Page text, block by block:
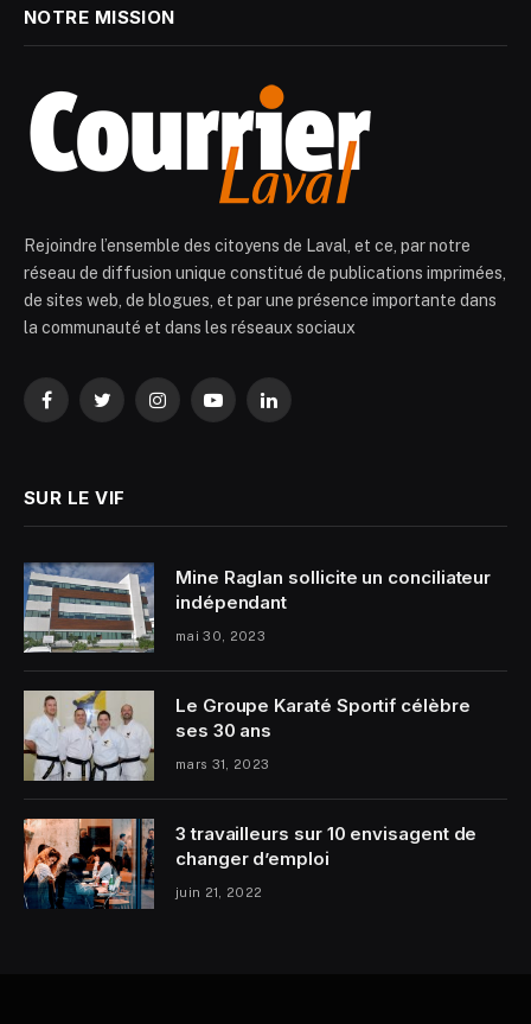
NOTRE MISSION
Rejoindre l’ensemble des citoyens de Laval, et ce, par notre
réseau de diffusion unique constitué de publications imprimées,
de sites web, de blogues, et par une présence importante dans
la communauté et dans les réseaux sociaux
FacebookTwitterInstagramYouTubeLinkedIn
SUR LE VIF
Mine Raglan sollicite un conciliateur
indépendant
mai 30, 2023
Le Groupe Karaté Sportif célèbre
ses 30 ans
mars 31, 2023
3 travailleurs sur 10 envisagent de
changer d’emploi
juin 21, 2022